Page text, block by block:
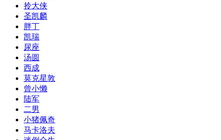
拎大侠
圣凯麟
胖丁
凯瑞
尿座
汤圆
西成
莫克星敦
曾小懒
陆军
二男
小猪佩奇
马卡洛夫